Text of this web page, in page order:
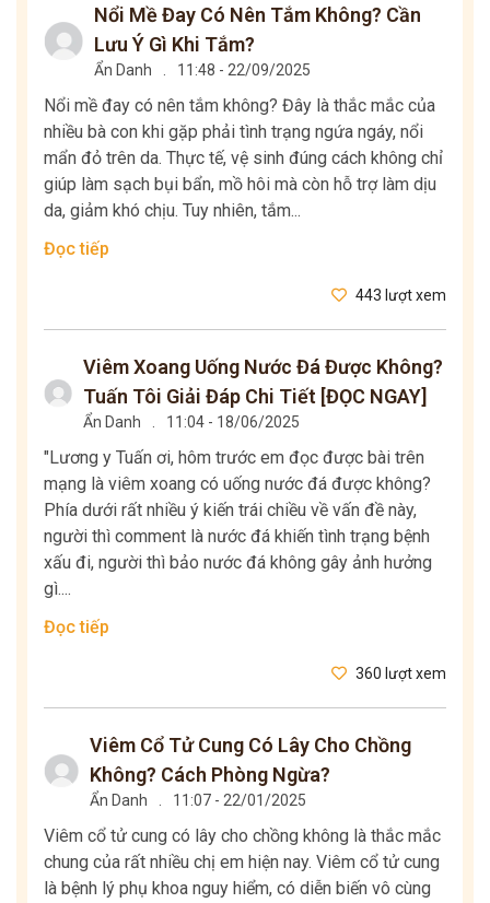
Nổi Mề Đay Có Nên Tắm Không? Cần
Lưu Ý Gì Khi Tắm?
Ẩn Danh . 11:48 - 22/09/2025
Nổi mề đay có nên tắm không? Đây là thắc mắc của
nhiều bà con khi gặp phải tình trạng ngứa ngáy, nổi
mẩn đỏ trên da. Thực tế, vệ sinh đúng cách không chỉ
giúp làm sạch bụi bẩn, mồ hôi mà còn hỗ trợ làm dịu
da, giảm khó chịu. Tuy nhiên, tắm...
Đọc tiếp
443 lượt xem
Viêm Xoang Uống Nước Đá Được Không?
Tuấn Tôi Giải Đáp Chi Tiết [ĐỌC NGAY]
Ẩn Danh . 11:04 - 18/06/2025
"Lương y Tuấn ơi, hôm trước em đọc được bài trên
mạng là viêm xoang có uống nước đá được không?
Phía dưới rất nhiều ý kiến trái chiều về vấn đề này,
người thì comment là nước đá khiến tình trạng bệnh
xấu đi, người thì bảo nước đá không gây ảnh hưởng
gì....
Đọc tiếp
360 lượt xem
Viêm Cổ Tử Cung Có Lây Cho Chồng
Không? Cách Phòng Ngừa?
Ẩn Danh . 11:07 - 22/01/2025
Viêm cổ tử cung có lây cho chồng không là thắc mắc
chung của rất nhiều chị em hiện nay. Viêm cổ tử cung
là bệnh lý phụ khoa nguy hiểm, có diễn biến vô cùng